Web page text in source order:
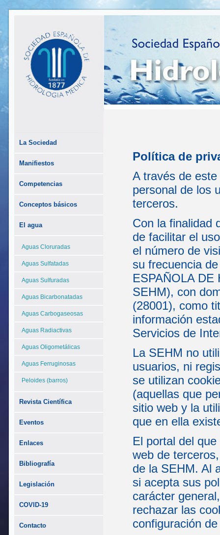
La Sociedad
Manifiestos
Competencias
Conceptos básicos
El agua
Aguas Cloruradas
Aguas Sulfatadas
Aguas Sulfuradas
Aguas Bicarbonatadas
Aguas Carbogaseosas
Aguas Radiactivas
Aguas Oligometálicas
Aguas Ferruginosas
Peloides (barros)
Revista Científica
Eventos
Enlaces
Bibliografía
Legislación
COVID-19
Contacto
Política de
A través de
personal de los
terceros.
Con la finalidad
de facilitar el
el número de
su frecuencia
ESPAÑOLA DE
SEHM), con
(28001), como
información
Servicios de
La SEHM no
usuarios, ni
se utilizan
(aquellas que
sitio web y la
que en ella
El portal del
web de
de la SEHM. Al
si acepta sus
carácter
rechazar las
configuración